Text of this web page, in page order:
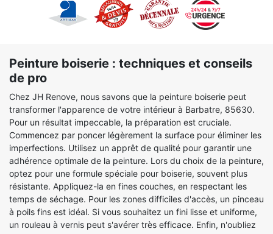
Peinture boiserie : techniques et conseils
de pro
Chez JH Renove, nous savons que la peinture boiserie peut
transformer l'apparence de votre intérieur à Barbatre, 85630.
Pour un résultat impeccable, la préparation est cruciale.
Commencez par poncer légèrement la surface pour éliminer les
imperfections. Utilisez un apprêt de qualité pour garantir une
adhérence optimale de la peinture. Lors du choix de la peinture,
optez pour une formule spéciale pour boiserie, souvent plus
résistante. Appliquez-la en fines couches, en respectant les
temps de séchage. Pour les zones difficiles d'accès, un pinceau
à poils fins est idéal. Si vous souhaitez un fini lisse et uniforme,
un rouleau à vernis peut s'avérer très efficace. Enfin, n'oubliez